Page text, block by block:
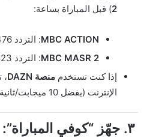
2) قبل المباراة بساعة:
MBC ACTION: التردد 11476 (أفقي – ترميز 27500).
MBC MASR 2: التردد 11823 (رأسي – ترميز 27500).
إذا كنت تستخدم منصة DAZN
،
الإنترنت (يفضل 10 ميجابت/ثانية على الأقل).
٣. جهّز “كوفي المباراة”: